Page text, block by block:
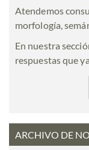
Atendemos
morfología,
En nuestra
respuestas que
ARCHIVO DE